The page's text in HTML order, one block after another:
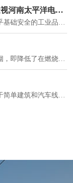
实力铸就信任，匠心连接未来——全景透视河南太平洋电缆厂
在选择长期合作伙伴时，尤其是在电缆这类关乎基础安全的工业品上，供应商的“内在实力”远比一纸报价单更重要。今天，我们邀请您“云参观”河南太平洋电缆厂，透过每一个细节，看我们如何将“可靠”二字，铸入每一米电缆。
低烟无卤电力电缆是什么电缆？顾名思义：低烟，即降低了在燃烧时有害物体的产生；卤素对于人体来说是一种有毒气体，无卤就是没有毒气体的释放，通常是针对电缆遇火灾时而言的。低烟无卤电力电缆又可以称之为环保电缆，低烟无卤电缆大多数用于医院和对环境卫生要求比较严格的地方。
电缆线是用于电力传输的管路。电缆线普遍用于简单建筑和汽车线材，作为能源输送缆线，电缆线的复杂结构勿庸置疑。根据目标功能，电缆线具有以下一些特点：建筑用和车用线材要求轻质、大批量生产、价格低廉、具有相当的电学和力学性能和长时间的耐老化性能；工业用线材必须具有符合客户要求的性能；